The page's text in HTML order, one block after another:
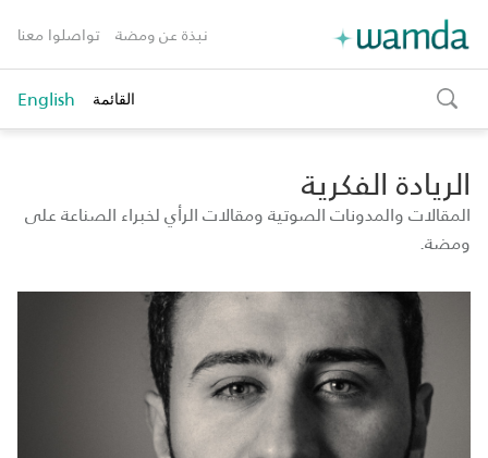
نبذة عن ومضة تواصلوا معنا
toggle
search
القائمة English
الريادة الفكرية
المقالات والمدونات الصوتية ومقالات الرأي لخبراء الصناعة على
ومضة.